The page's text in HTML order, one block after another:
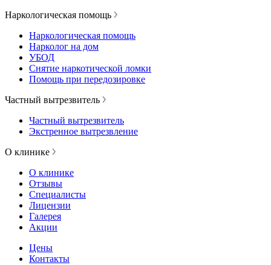
Наркологическая помощь
Наркологическая помощь
Нарколог на дом
УБОД
Снятие наркотической ломки
Помощь при передозировке
Частный вытрезвитель
Частный вытрезвитель
Экстренное вытрезвление
О клинике
О клинике
Отзывы
Специалисты
Лицензии
Галерея
Акции
Цены
Контакты